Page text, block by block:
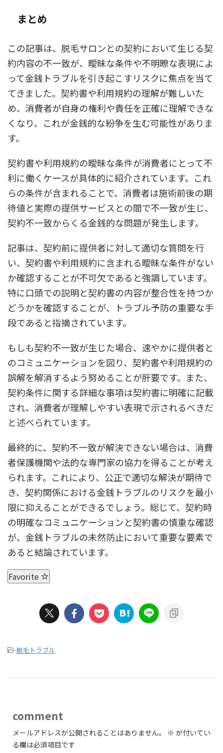
まとめ
この記事は、脱毛サロンとの契約において生じる契
約内容の不一致が、曖昧な条件や不明瞭な表現によ
って金銭トラブルを引き起こすリスクに焦点を当て
てきました。契約書や利用規約の理解が難しいた
め、消費者が自身の権利や責任を正確に理解できな
くなり、これが金銭的な紛争を生む可能性がありま
す。
契約書や利用規約の曖昧な条件が消費者にとって不
利に働くケースが具体的に紹介されています。これ
らの条件が含まれることで、消費者は施術前後の期
待値と実際の提供サービスとの間で不一致が生じ、
契約不一致からくる金銭的な問題が発生します。
記事は、契約前に提供者に対して適切な質問を行
い、契約書や利用規約に含まれる曖昧な条件がない
か確認することが不可欠であると強調しています。
特に口頭での説明と契約書の内容が整合性を持つか
どうかを確認することが、トラブル予防の重要な手
段であると指摘されています。
もしも契約不一致が生じた場合、速やかに提供者と
のコミュニケーションを図り、契約書や利用規約の
誤解を解消するよう努めることが肝要です。また、
契約条件に関する詳細な事項は契約書に明確に記載
され、消費者が理解しやすい表現で示されるべきだ
と述べられています。
最終的に、契約不一致が解決できない場合は、消費
者保護機関や法的な専門家の協力を得ることが考え
られます。これにより、公正で適切な解決が期待で
き、契約関係における金銭トラブルのリスクを最小
限に抑えることができるでしょう。総じて、契約時
の明確なコミュニケーションと契約書の慎重な確認
が、金銭トラブルの未然防止において重要な要素で
あると結論されています。
Favorite
-脱毛トラブル
comment
メールアドレスが公開されることはありません。 ※ が付いてい
る欄は必須項目です